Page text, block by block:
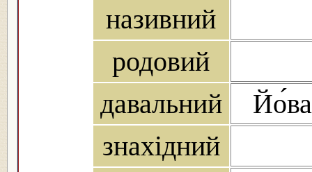
називний
родовий
давальний
знахідний